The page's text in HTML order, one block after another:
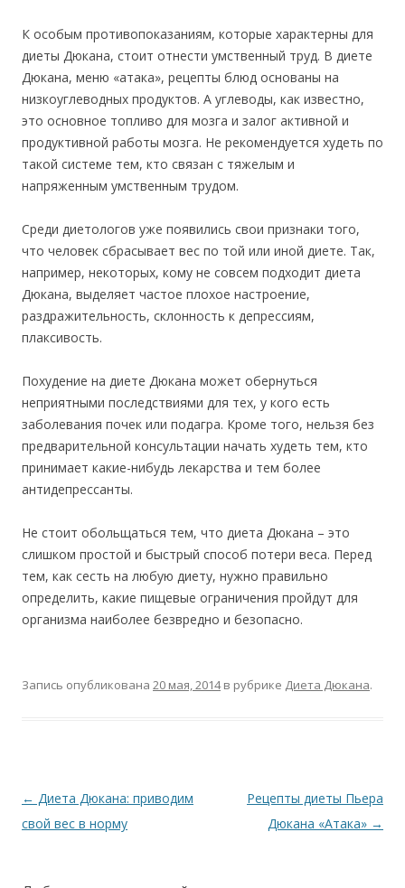
К особым противопоказаниям, которые характерны для
диеты Дюкана, стоит отнести умственный труд. В диете
Дюкана, меню «атака», рецепты блюд основаны на
низкоуглеводных продуктов. А углеводы, как известно,
это основное топливо для мозга и залог активной и
продуктивной работы мозга. Не рекомендуется худеть по
такой системе тем, кто связан с тяжелым и
напряженным умственным трудом.
Среди диетологов уже появились свои признаки того,
что человек сбрасывает вес по той или иной диете. Так,
например, некоторых, кому не совсем подходит диета
Дюкана, выделяет частое плохое настроение,
раздражительность, склонность к депрессиям,
плаксивость.
Похудение на диете Дюкана может обернуться
неприятными последствиями для тех, у кого есть
заболевания почек или подагра. Кроме того, нельзя без
предварительной консультации начать худеть тем, кто
принимает какие-нибудь лекарства и тем более
антидепрессанты.
Не стоит обольщаться тем, что диета Дюкана – это
слишком простой и быстрый способ потери веса. Перед
тем, как сесть на любую диету, нужно правильно
определить, какие пищевые ограничения пройдут для
организма наиболее безвредно и безопасно.
Запись опубликована 20 мая, 2014в рубрике Диета Дюкана.
Навигация
по
записям
← Диета Дюкана: приводим
свой вес в норму
Рецепты диеты Пьера
Дюкана «Атака» →